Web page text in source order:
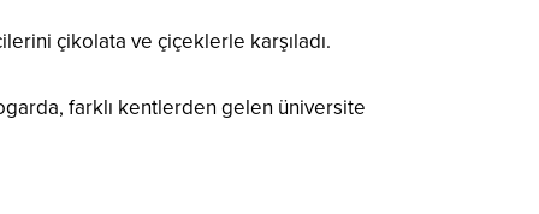
çikolata ve çiçeklerle karşıladı.
farklı kentlerden gelen üniversite